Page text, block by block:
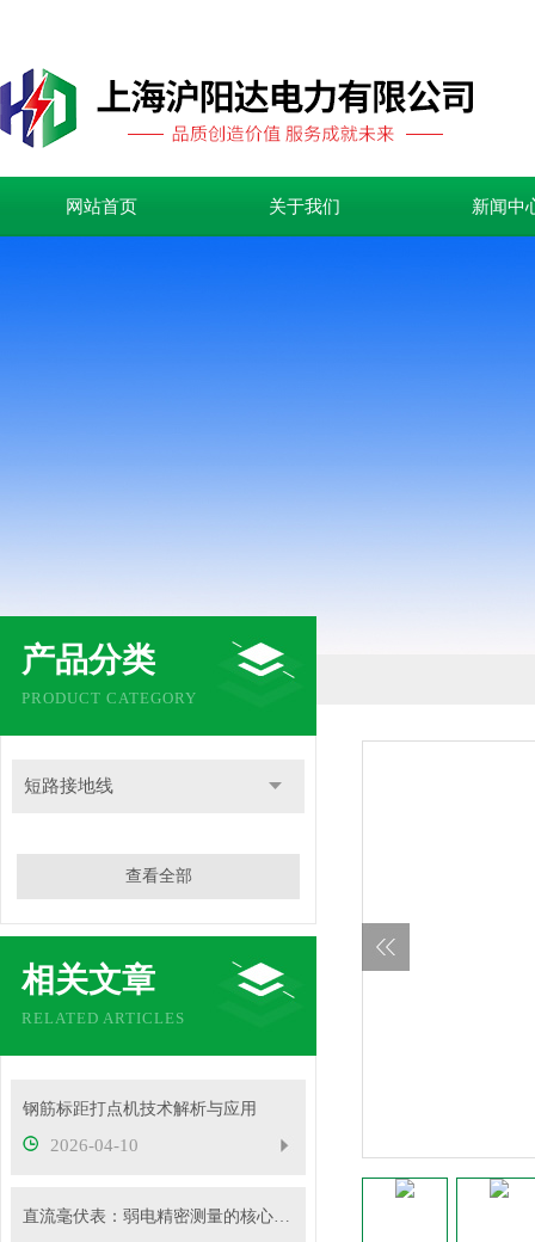
网站首页 关于我们 新闻中
产品分类
PRODUCT CATEGORY
短路接地线
查看全部
相关文章
RELATED ARTICLES
钢筋标距打点机技术解析与应用
2026-04-10
直流毫伏表：弱电精密测量的核心工具